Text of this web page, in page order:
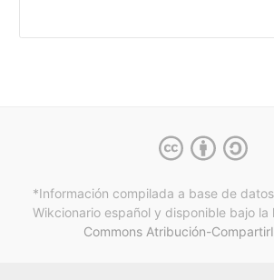
*Información compilada a base de
Wikcionario español y disponible bajo la
Commons Atribución-